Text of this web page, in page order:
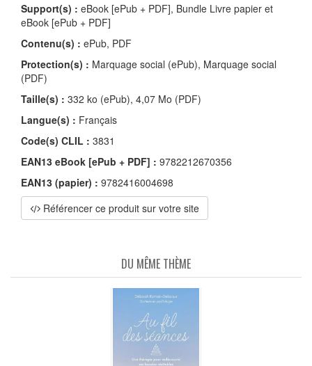
Support(s) : eBook [ePub + PDF], Bundle Livre papier et
eBook [ePub + PDF]
Contenu(s) : ePub, PDF
Protection(s) : Marquage social (ePub), Marquage social
(PDF)
Taille(s) : 332 ko (ePub), 4,07 Mo (PDF)
Langue(s) : Français
Code(s) CLIL : 3831
EAN13 eBook [ePub + PDF] : 9782212670356
EAN13 (papier) : 9782416004698
Référencer ce produit sur votre site
DU MÊME THÈME